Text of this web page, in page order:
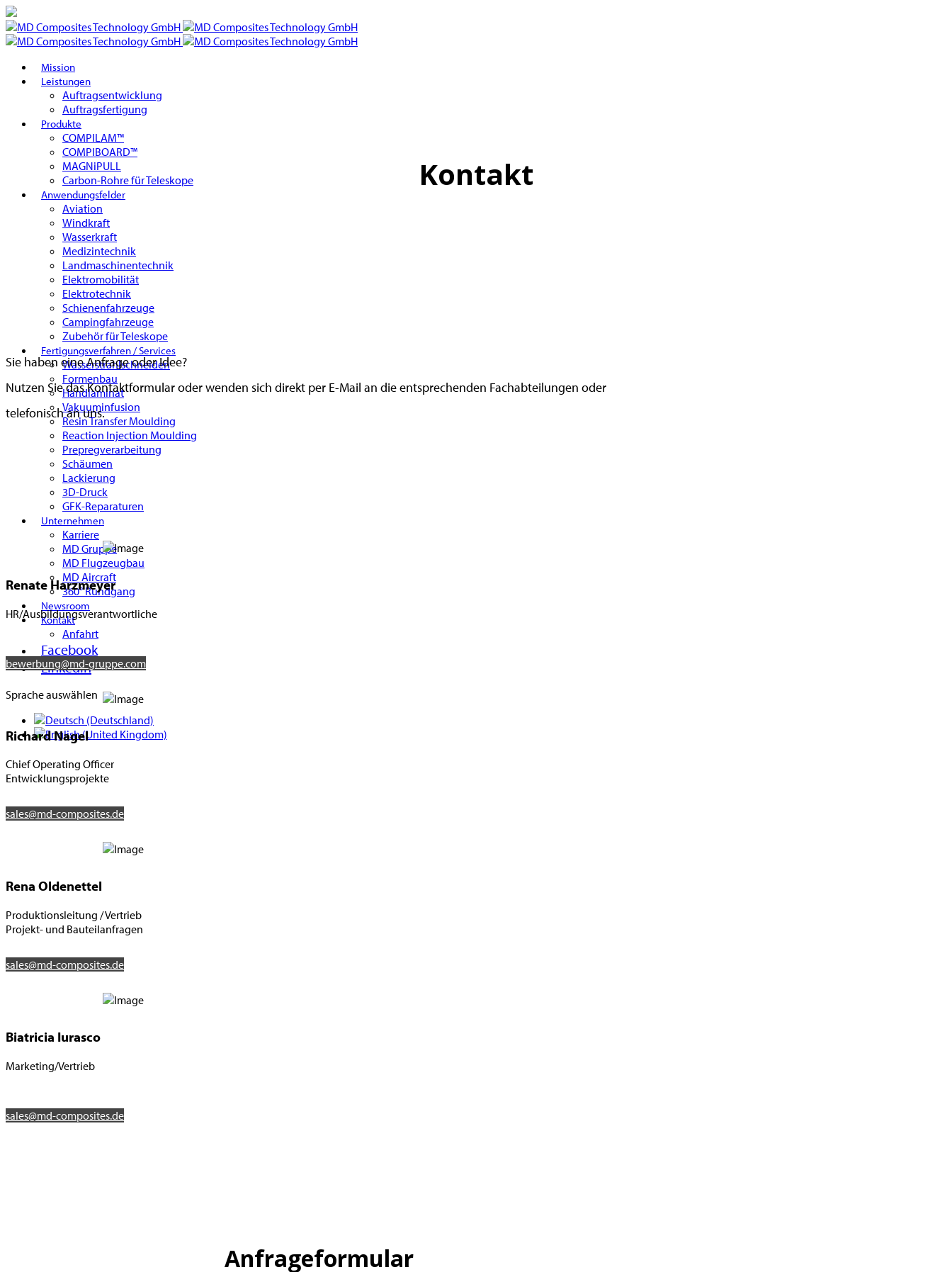
Mission
Leistungen
Auftragsentwicklung
Auftragsfertigung
Produkte
COMPILAM™
COMPIBOARD™
MAGNiPULL
Carbon-Rohre für Teleskope
Anwendungsfelder
Aviation
Windkraft
Wasserkraft
Medizintechnik
Landmaschinentechnik
Elektromobilität
Elektrotechnik
Schienenfahrzeuge
Campingfahrzeuge
Zubehör für Teleskope
Fertigungsverfahren / Services
Wasserstrahlschneiden
Formenbau
Handlaminat
Vakuuminfusion
Resin Transfer Moulding
Reaction Injection Moulding
Prepregverarbeitung
Schäumen
Lackierung
3D-Druck
GFK-Reparaturen
Unternehmen
Karriere
MD Gruppe
MD Flugzeugbau
MD Aircraft
360° Rundgang
Newsroom
Kontakt
Anfahrt
Facebook
LinkedIn
Sprache auswählen
Kontakt
Sie haben eine Anfrage oder Idee?
Nutzen Sie das Kontaktformular oder wenden sich direkt per E-Mail an die entsprechenden Fachabteilungen oder
telefonisch an uns.
Renate Harzmeyer
HR/Ausbildungsverantwortliche
bewerbung@md-gruppe.com
Richard Nagel
Chief Operating Officer
Entwicklungsprojekte
sales@md-composites.de
Rena Oldenettel
Produktionsleitung / Vertrieb
Projekt- und Bauteilanfragen
sales@md-composites.de
Biatricia Iurasco
Marketing/Vertrieb
sales@md-composites.de
Anfrageformular